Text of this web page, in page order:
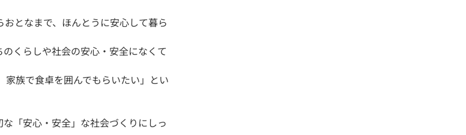
となまで、ほんとうに安心して暮ら
くらしや社会の安心・安全になくて
族で食卓を囲んでもらいたい」とい
「安心・安全」な社会づくりにしっ